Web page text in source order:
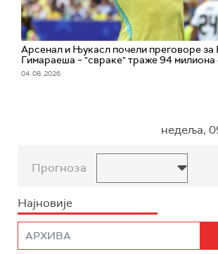
Арсенал и Њукасл почели преговоре за
Гимараеша – "свраке" траже 94 милиона
04. 08. 2026.
недеља,
Прогноза
Најновије